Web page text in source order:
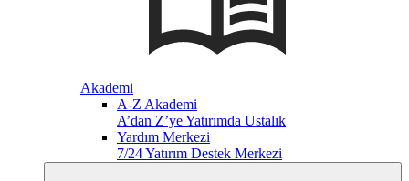
Akademi
A-Z Akademi
A’dan Z’ye Yatırımda Ustalık
Yardım Merkezi
7/24 Yatırım Destek Merkezi